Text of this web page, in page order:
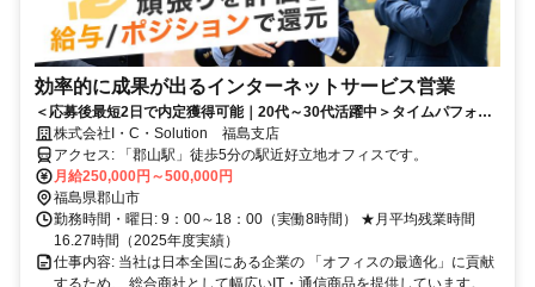
効率的に成果が出るインターネットサービス営業
＜応募後最短2日で内定獲得可能｜20代～30代活躍中＞タイムパフォー
マンス重視で、限られた時間で成果を出せる！年休125日/残業16.27h/9
連休あり
株式会社I・C・Solution 福島支店
アクセス: 「郡山駅」徒歩5分の駅近好立地オフィスです。
月給250,000円～500,000円
福島県郡山市
勤務時間・曜日: 9：00～18：00（実働8時間） ★月平均残業時間
16.27時間（2025年度実績）
仕事内容: 当社は日本全国にある企業の 「オフィスの最適化」に貢献
するため、 総合商社として幅広いIT・通信商品を提供しています。